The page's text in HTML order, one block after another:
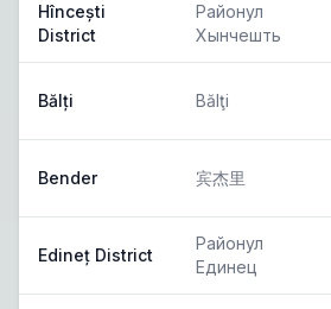
Hîncești
District
Районул
Хынчешть
Bălți Bălţi
Bender 宾杰里
Edineț District
Районул
Единец